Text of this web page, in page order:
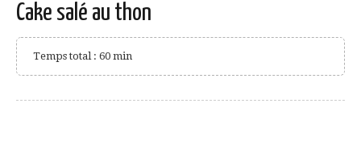
Cake salé au thon
Temps total : 60 min